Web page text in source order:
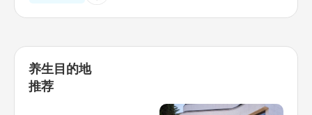
养生目的地
推荐